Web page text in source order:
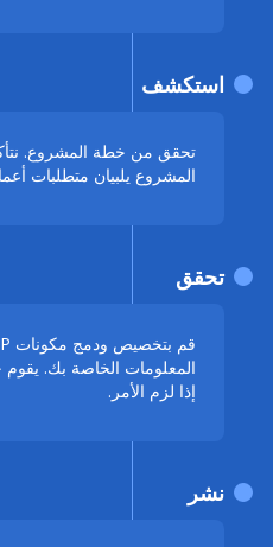
تحقق من خطة المشروع.
المشروع يلبيان متطلبات
استكشف
المعلومات الخاصة بك. يقوم
إذا لزم الأمر.
تحقق
نشر